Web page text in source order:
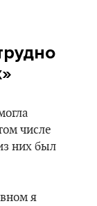
числе
них был
я